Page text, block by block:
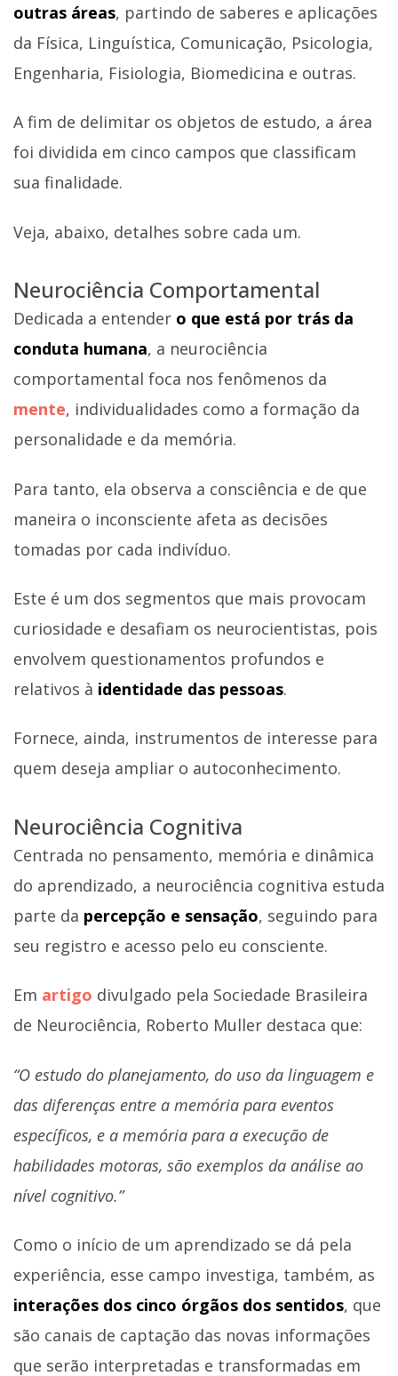
outras áreas, partindo de saberes e aplicações
da Física, Linguística, Comunicação, Psicologia,
Engenharia, Fisiologia, Biomedicina e outras.
A fim de delimitar os objetos de estudo, a área
foi dividida em cinco campos que classificam
sua finalidade.
Veja, abaixo, detalhes sobre cada um.
Neurociência Comportamental
Dedicada a entender o que está por trás da
conduta humana, a neurociência
comportamental foca nos fenômenos da
mente, individualidades como a formação da
personalidade e da memória.
Para tanto, ela observa a consciência e de que
maneira o inconsciente afeta as decisões
tomadas por cada indivíduo.
Este é um dos segmentos que mais provocam
curiosidade e desafiam os neurocientistas, pois
envolvem questionamentos profundos e
relativos à identidade das pessoas.
Fornece, ainda, instrumentos de interesse para
quem deseja ampliar o autoconhecimento.
Neurociência Cognitiva
Centrada no pensamento, memória e dinâmica
do aprendizado, a neurociência cognitiva estuda
parte da percepção e sensação, seguindo para
seu registro e acesso pelo eu consciente.
Em artigo divulgado pela Sociedade Brasileira
de Neurociência, Roberto Muller destaca que:
“O estudo do planejamento, do uso da linguagem e
das diferenças entre a memória para eventos
específicos, e a memória para a execução de
habilidades motoras, são exemplos da análise ao
nível cognitivo.”
Como o início de um aprendizado se dá pela
experiência, esse campo investiga, também, as
interações dos cinco órgãos dos sentidos, que
são canais de captação das novas informações
que serão interpretadas e transformadas em